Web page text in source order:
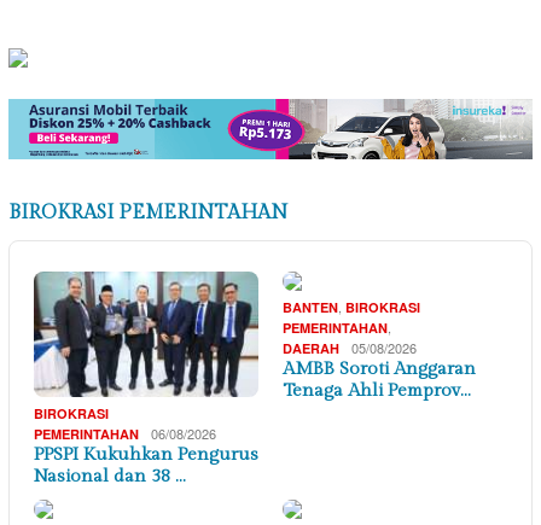
BIROKRASI PEMERINTAHAN
BIROKRASI
PEMERINTAHAN
06/08/2026
PPSPI Kukuhkan Pengurus
Nasional dan 38 …
BANTEN BIROKRASI
PEMERINTAHAN
DAERAH 05/08/2026
AMBB Soroti Anggaran
Tenaga Ahli Pemprov…